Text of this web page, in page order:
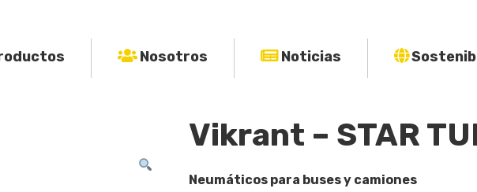
Nosotros Noticias
Vikrant – STAR
Neumáticos para buses y camiones